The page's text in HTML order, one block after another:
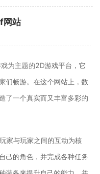
网站
为主题的2D游戏平台，它
们畅游。在这个网站上，数
了一个真实而又丰富多彩的
家与玩家之间的互动为核
己的角色，并完成各种任务